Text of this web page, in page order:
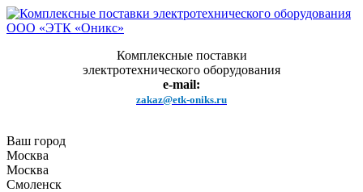
Комплексные поставки
электротехнического оборудования
e-mail:
zakaz@etk-oniks.ru
Ваш город
Москва
Москва
Смоленск